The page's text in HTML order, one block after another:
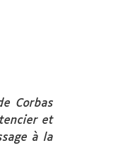
Corbas
et
à la